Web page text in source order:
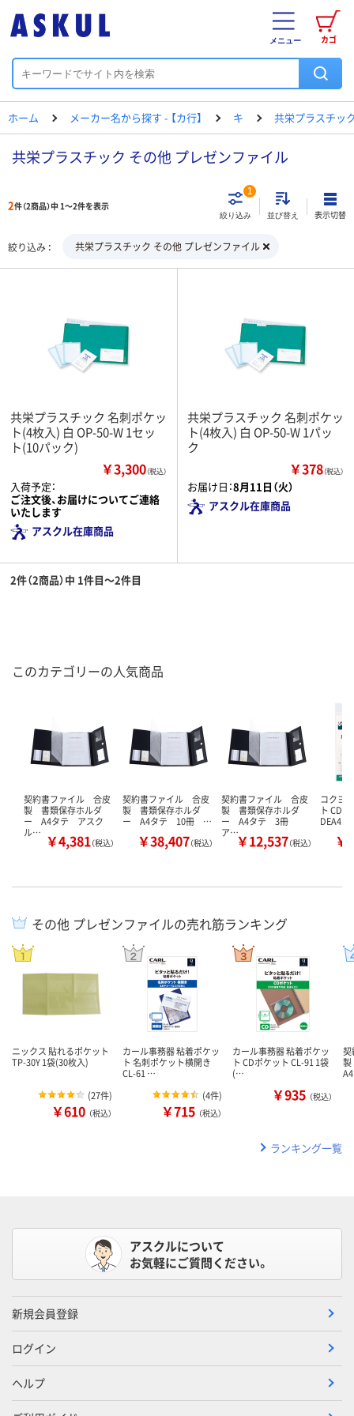
カゴ
メニュー
ホーム メーカー名から探す - 【カ行】 キ 共栄プラスチッ
共栄プラスチック その他 プレゼンファイル
2件（2商品）中 1～2件を表示
絞り込み
1
並び替え 表示切替
絞り込み 共栄プラスチック その他 プレゼンファイル
共栄プラスチック 名刺ポケッ
ト(4枚入) 白 OP-50-W 1セッ
ト(10パック)
￥3,300（税込）
入荷予定：
ご注文後、お届けについてご連絡
いたします
アスクル在庫商品
共栄プラスチック 名刺ポケッ
ト(4枚入) 白 OP-50-W 1パッ
ク
￥378（税込）
お届け日：8月11日（火）
アスクル在庫商品
2件（2商品）中 1件目～2件目
このカテゴリーの人気商品
契約書ファイル 合皮
製 書類保存ホルダ
ー A4タテ アスク
ル… ￥4,381（税込）
契約書ファイル 合皮
製 書類保存ホルダ
ー A4タテ 10冊 …
￥38,407（税込）
契約書ファイル 合皮
製 書類保存ホルダ
ー A4タテ 3冊
ア…￥12,537（税込）
コクヨ
ト CD
DEA41
￥
その他 プレゼンファイルの売れ筋ランキング
ニックス 貼れるポケット
TP-30Y 1袋(30枚入)
(27件)
￥610 （税込）
カール事務器 粘着ポケッ
ト 名刺ポケット横開き
CL-61 …
(4件)
￥715 （税込）
カール事務器 粘着ポケッ
ト CDポケット CL-91 1袋
(…
￥935 （税込）
ランキング一覧
アスクルについて
お気軽にご質問ください。
新規会員登録
ログイン
ヘルプ